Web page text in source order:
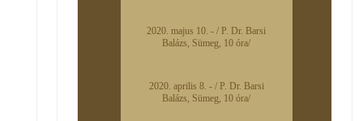
2020. majus 10. - / P. Dr. Barsi
Balázs, Sümeg, 10 óra/
2020. aprilis 8. - / P. Dr. Barsi
Balázs, Sümeg, 10 óra/